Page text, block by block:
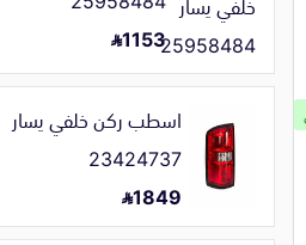
1153
اسطب ركن خلفي يسار
23424737
1849